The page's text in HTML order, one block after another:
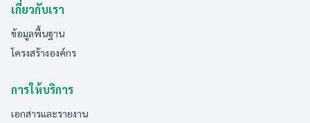
เกี่ยวกับเรา
ข้อมูลพื้นฐาน
โครงสร้างองค์กร
การให้บริการ
เอกสารและรายงาน